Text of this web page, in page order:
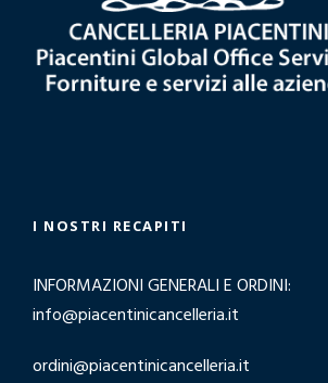
I NOSTRI RECAPITI
INFORMAZIONI GENERALI E ORDINI:
info@piacentinicancelleria.it
ordini@piacentinicancelleria.it